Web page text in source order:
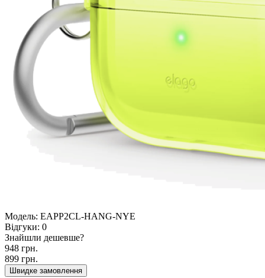
Модель: EAPP2CL-HANG-NYE
Відгуки: 0
Знайшли дешевше?
948 грн.
899 грн.
Швидке замовлення